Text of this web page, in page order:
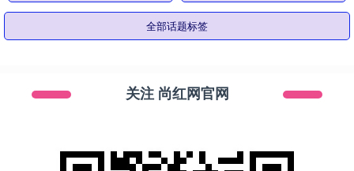
全部话题标签
关注 尚红网官网